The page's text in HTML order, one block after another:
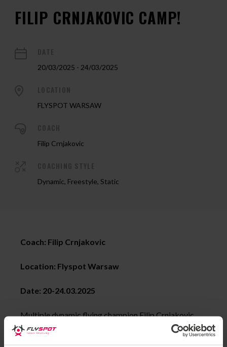
FILIP CRNJAKOVIC CAMP!
20/03/2025 - 24/03/2025
FLYSPOT WARSAW
Filip Crnjakovic
Dynamic, Freestyle, Static
Coach: Filip Crnjakovic
Location: Flyspot Warsaw
Date: 20-24.03.2025
Multiple dynamic flying champion Filip Crnjakovic
will be coaching dynamic in Flyspot Warsaw.